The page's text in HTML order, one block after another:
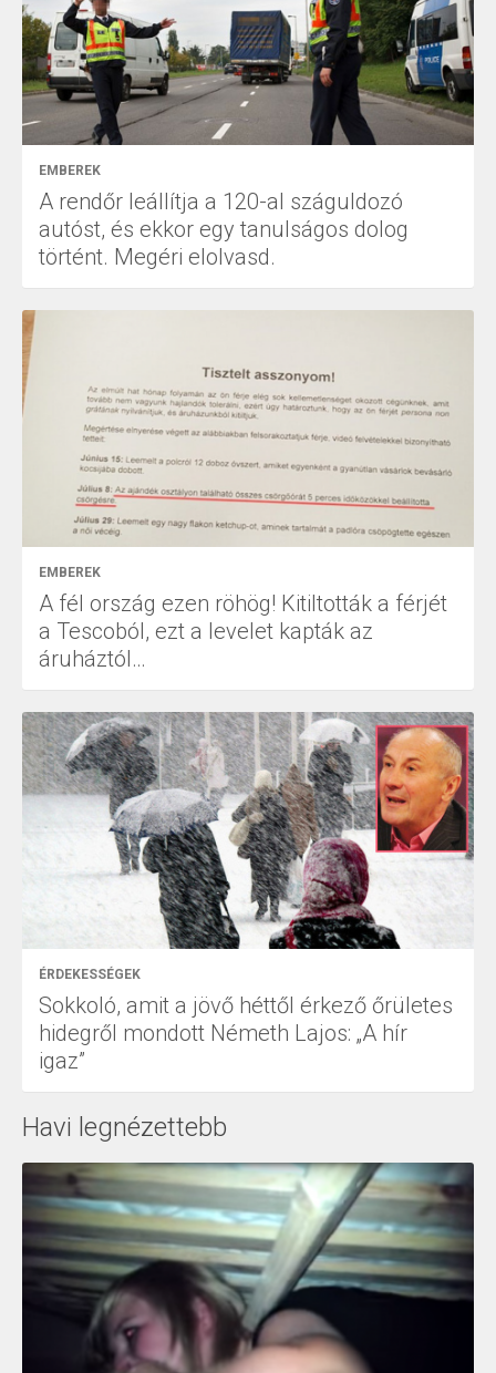
EMBEREK
A rendőr leállítja a 120-al száguldozó
autóst, és ekkor egy tanulságos dolog
történt. Megéri elolvasd.
EMBEREK
A fél ország ezen röhög! Kitiltották a férjét
a Tescoból, ezt a levelet kapták az
áruháztól…
ÉRDEKESSÉGEK
Sokkoló, amit a jövő héttől érkező őrületes
hidegről mondott Németh Lajos: „A hír
igaz”
Havi legnézettebb